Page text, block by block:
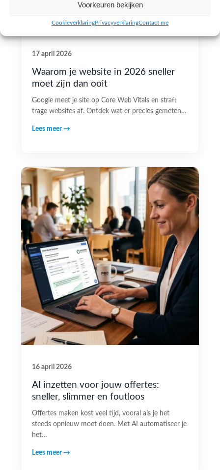
Voorkeuren bekijken
CookieverklaringPrivacyverklaringContact me
17 april 2026
Waarom je website in 2026 sneller
moet zijn dan ooit
Google meet je site op Core Web Vitals en straft
trage websites af. Ontdek wat er precies gemeten…
Lees meer →
16 april 2026
AI inzetten voor jouw offertes:
sneller, slimmer en foutloos
Offertes maken kost veel tijd, vooral als je het
steeds opnieuw moet doen. Met AI automatiseer je
het…
Lees meer →